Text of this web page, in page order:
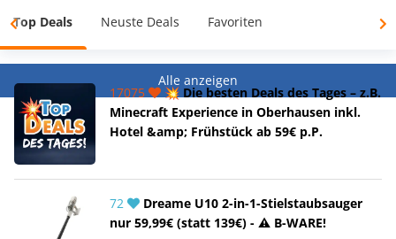
Top Deals Neuste Deals Favoriten
Alle anzeigen
17075
💥 Die besten Deals des Tages – z.B.
Minecraft Experience in Oberhausen inkl.
Hotel &amp; Frühstück ab 59€ p.P.
72
Dreame U10 2-in-1-Stielstaubsauger
nur 59,99€ (statt 139€) - ⚠️ B-WARE!